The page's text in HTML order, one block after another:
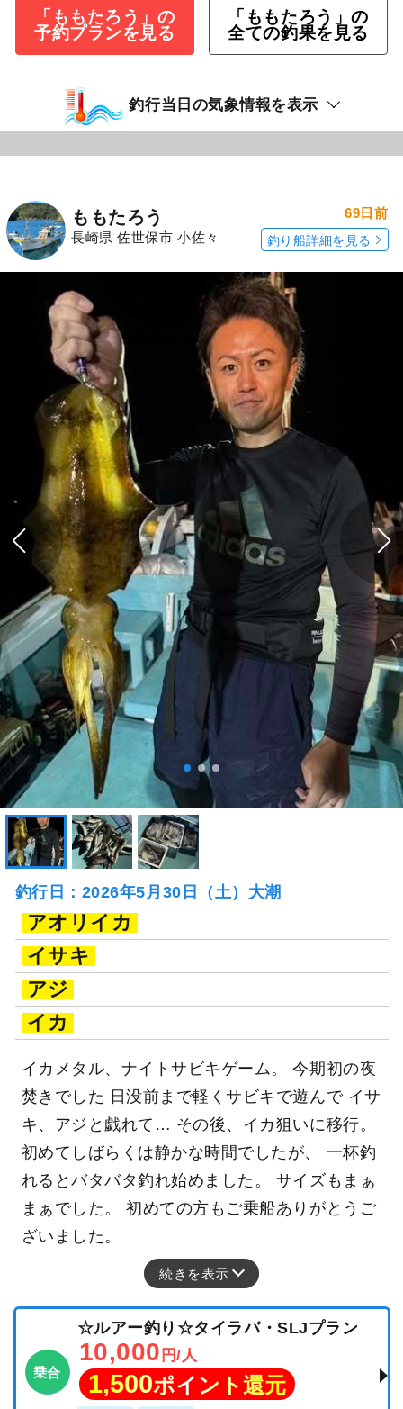
「ももたろう」の
予約プランを見る
「ももたろう」の
全ての釣果を見る
釣行当日の気象情報を表示
ももたろう
長崎県 佐世保市 小佐々
69日前
釣り船詳細を見る
釣行日：2026年5月30日（土）大潮
アオリイカ
イサキ
アジ
イカ
イカメタル、ナイトサビキゲーム。 今期初の夜
焚きでした 日没前まで軽くサビキで遊んで イサ
キ、アジと戯れて… その後、イカ狙いに移行。
初めてしばらくは静かな時間でしたが、 一杯釣
れるとバタバタ釣れ始めました。 サイズもまぁ
まぁでした。 初めての方もご乗船ありがとうご
ざいました。
続きを表示
乗合
☆ルアー釣り☆タイラバ・SLJプラン
10,000 円/人
1,500ポイント還元